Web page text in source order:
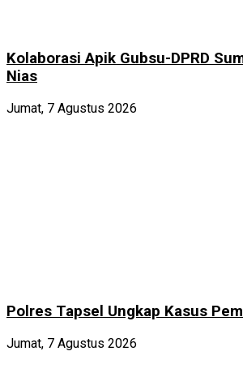
Kolaborasi Apik Gubsu-DPRD
Nias
Jumat, 7 Agustus 2026
Polres Tapsel Ungkap Kasus
Jumat, 7 Agustus 2026